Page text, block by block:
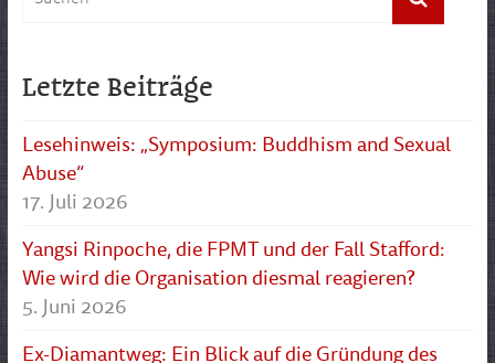
Letzte Beiträge
Lesehinweis: „Symposium: Buddhism and Sexual
Abuse“
17. Juli 2026
Yangsi Rinpoche, die FPMT und der Fall Stafford:
Wie wird die Organisation diesmal reagieren?
5. Juni 2026
Ex-Diamantweg: Ein Blick auf die Gründung des